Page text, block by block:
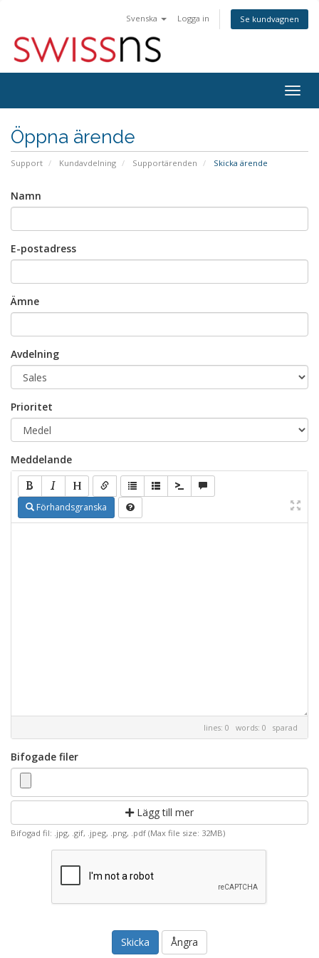
Svenska Logga in Se kundvagnen
Öppna ärende
Support Kundavdelning Supportärenden Skicka ärende
Namn
E-postadress
Ämne
Avdelning
Prioritet
Meddelande
Förhandsgranska
lines: 0 words: 0 sparad
Bifogade filer
Lägg till mer
Bifogad fil: .jpg, .gif, .jpeg, .png, .pdf (Max file size: 32MB)
Ångra